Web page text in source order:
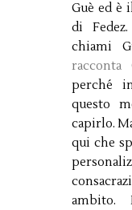
Guè ed è
di
chiami
perché
questo
capirlo.
qui che
ambito.